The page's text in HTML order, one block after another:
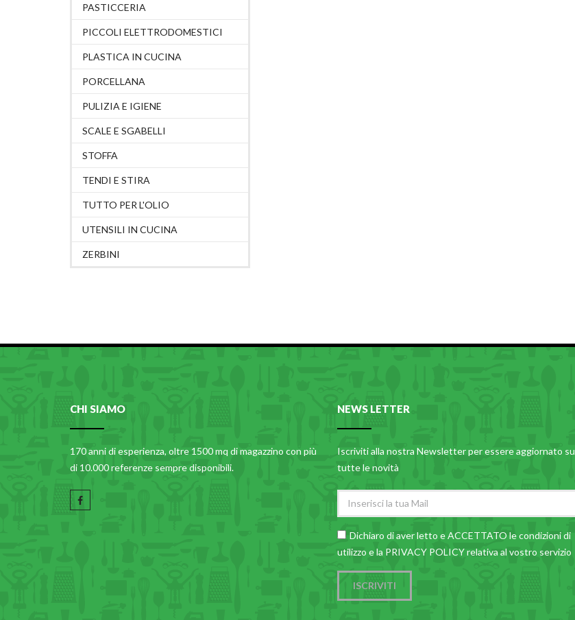
PASTICCERIA
PICCOLI ELETTRODOMESTICI
PLASTICA IN CUCINA
PORCELLANA
PULIZIA E IGIENE
SCALE E SGABELLI
STOFFA
TENDI E STIRA
TUTTO PER L'OLIO
UTENSILI IN CUCINA
ZERBINI
CHI SIAMO
170 anni di esperienza, oltre 1500 mq di magazzino con più
di 10.000 referenze sempre disponibili.
NEWS LETTER
Iscriviti alla nostra Newsletter per essere aggiornato su
tutte le novità
Dichiaro di aver letto e ACCETTATO lecondizioni di
utilizzo e la PRIVACY POLICY relativa al vostro servizio
ISCRIVITI